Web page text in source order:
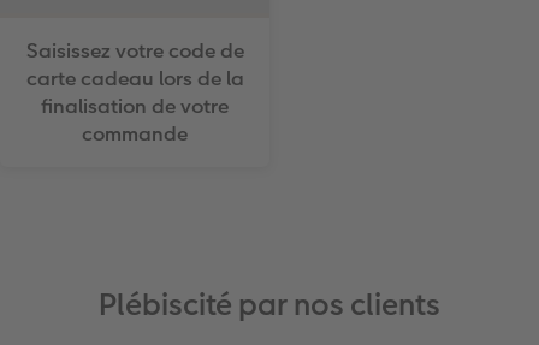
Saisissez votre code de
carte cadeau lors de la
finalisation de votre
commande
Plébiscité par nos clients